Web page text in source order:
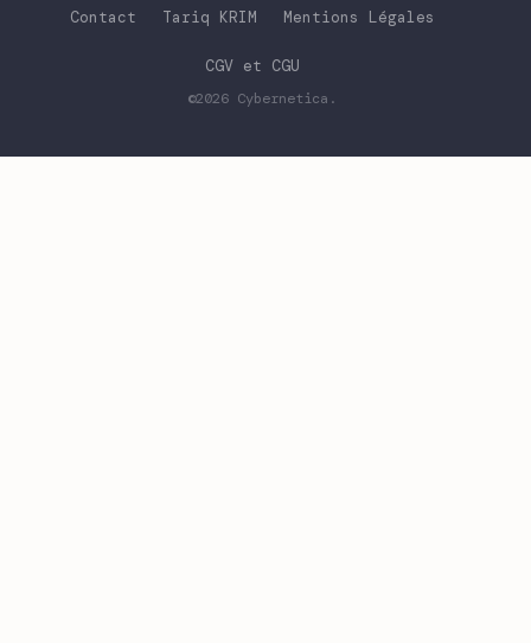
Contact Tariq KRIM Mentions Légales
CGV et CGU
©2026 Cybernetica .